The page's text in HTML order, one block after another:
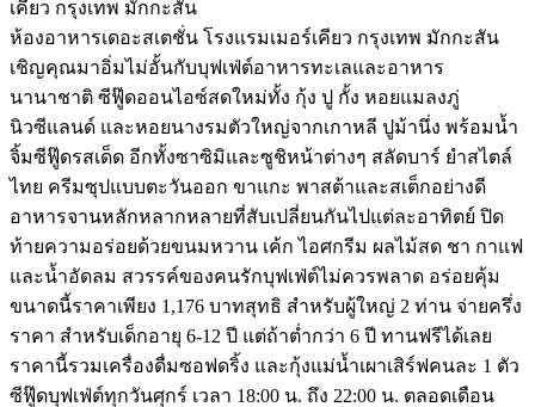
เคียว กรุงเทพ มักกะสัน
ห้องอาหารเดอะสเตชั่น โรงแรมเมอร์เคียว กรุงเทพ มักกะสัน
เชิญคุณมาอิ่มไม่อั้นกับบุฟเฟ่ต์อาหารทะเลและอาหาร
นานาชาติ ซีฟู๊ดออนไอซ์สดใหม่ทั้ง กุ้ง ปู กั้ง หอยแมลงภู่
นิวซีแลนด์ และหอยนางรมตัวใหญ่จากเกาหลี ปูม้านึ่ง พร้อมน้ำ
จิ้มซีฟู๊ดรสเด็ด อีกทั้งซาซิมิและซูชิหน้าต่างๆ สลัดบาร์ ยำสไตล์
ไทย ครีมซุปแบบตะวันออก ขาแกะ พาสต้าและสเต็กอย่างดี
อาหารจานหลักหลากหลายที่สับเปลี่ยนกันไปแต่ละอาทิตย์ ปิด
ท้ายความอร่อยด้วยขนมหวาน เค้ก ไอศกรีม ผลไม้สด ชา กาแฟ
และน้ำอัดลม สวรรค์ของคนรักบุฟเฟ่ต์ไม่ควรพลาด อร่อยคุ้ม
ขนาดนี้ราคาเพียง 1,176 บาทสุทธิ สำหรับผู้ใหญ่ 2 ท่าน จ่ายครึ่ง
ราคา สำหรับเด็กอายุ 6-12 ปี แต่ถ้าต่ำกว่า 6 ปี ทานฟรีได้เลย
ราคานี้รวมเครื่องดื่มซอฟดริ้ง และกุ้งแม่น้ำเผาเสิร์ฟคนละ 1 ตัว
ซีฟู๊ดบุฟเฟ่ต์ทุกวันศุกร์ เวลา 18:00 น. ถึง 22:00 น. ตลอดเดือน